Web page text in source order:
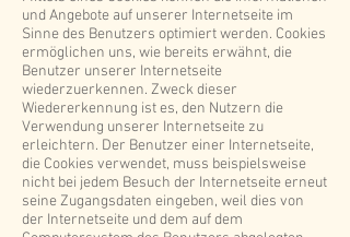
und Angebote auf unserer Internetseite im
Sinne des Benutzers optimiert werden. Cookies
ermöglichen uns, wie bereits erwähnt, die
Benutzer unserer Internetseite
wiederzuerkennen. Zweck dieser
Wiedererkennung ist es, den Nutzern die
Verwendung unserer Internetseite zu
erleichtern. Der Benutzer einer Internetseite,
die Cookies verwendet, muss beispielsweise
nicht bei jedem Besuch der Internetseite erneut
seine Zugangsdaten eingeben, weil dies von
der Internetseite und dem auf dem